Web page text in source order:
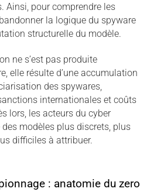
Ainsi, pour comprendre les
la logique du spyware
structurelle du modèle.
ne s’est pas produite
elle résulte d’une accumulation
des spywares,
internationales et coûts
lors, les acteurs du cyber
modèles plus discrets, plus
difficiles à attribuer.
: anatomie du zero